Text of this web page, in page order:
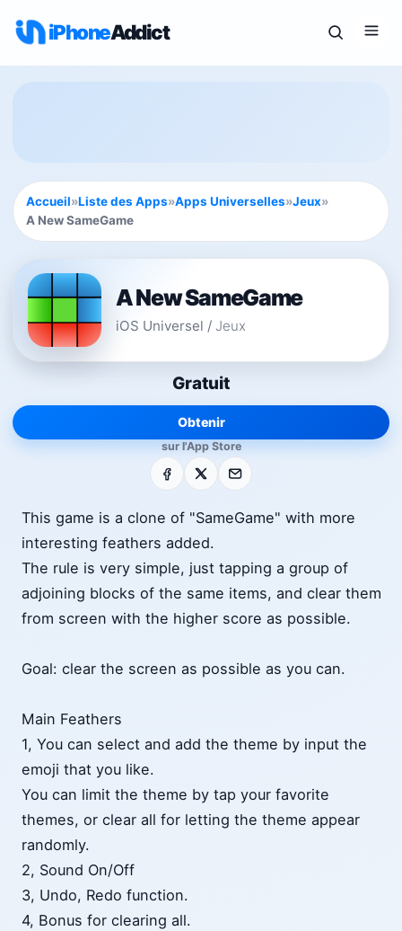
iPhoneAddict
Accueil»Liste des Apps»Apps Universelles»Jeux»
A New SameGame
A New SameGame
iOS Universel / Jeux
Gratuit
Obtenir
sur l'App Store
Facebook E-mail
This game is a clone of "SameGame" with more
interesting feathers added.
The rule is very simple, just tapping a group of
adjoining blocks of the same items, and clear them
from screen with the higher score as possible.
Goal: clear the screen as possible as you can.
Main Feathers
1, You can select and add the theme by input the
emoji that you like.
You can limit the theme by tap your favorite
themes, or clear all for letting the theme appear
randomly.
2, Sound On/Off
3, Undo, Redo function.
4, Bonus for clearing all.